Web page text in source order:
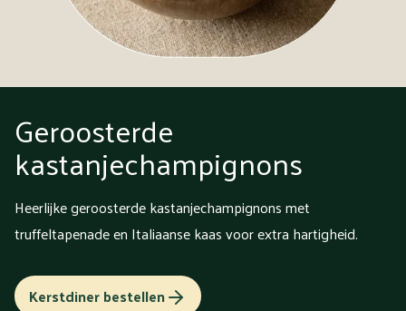
Geroosterde
kastanjechampignons
Heerlijke geroosterde kastanjechampignons met
truffeltapenade en Italiaanse kaas voor extra hartigheid.
Kerstdiner bestellen